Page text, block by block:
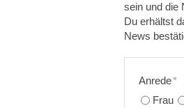
sein und die
Du erhältst
News
Anrede*
Frau